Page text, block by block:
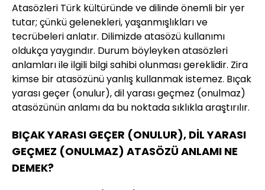
Atasözleri Türk kültüründe ve dilinde önemli bir yer
tutar; çünkü gelenekleri, yaşanmışlıkları ve
tecrübeleri anlatır. Dilimizde atasözü kullanımı
oldukça yaygındır. Durum böyleyken atasözleri
anlamları ile ilgili bilgi sahibi olunması gereklidir. Zira
kimse bir atasözünü yanlış kullanmak istemez. Bıçak
yarası geçer (onulur), dil yarası geçmez (onulmaz)
atasözünün anlamı da bu noktada sıklıkla araştırılır.
BIÇAK YARASI GEÇER (ONULUR), DİL YARASI
GEÇMEZ (ONULMAZ) ATASÖZÜ ANLAMI NE
DEMEK?